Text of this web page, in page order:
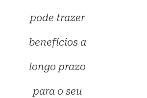
pode trazer
benefícios a
longo prazo
para o seu